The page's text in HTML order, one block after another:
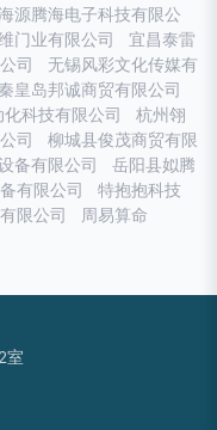
海源腾海电子科技有限公
门业有限公司
宜昌泰雷
司
无锡风彩文化传媒有
秦皇岛邦诚商贸有限公司
科技有限公司
杭州翎
司
柳城县俊茂商贸有限
备有限公司
岳阳县姒腾
有限公司
特抱抱科技
限公司 周易算命
室